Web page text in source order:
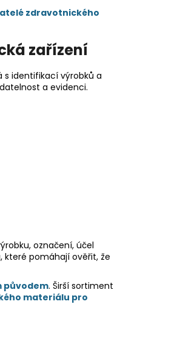
zdravotnického
zařízení
identifikací výrobků a
a evidenci.
označení, účel
které pomáhají ověřit, že
původem. Širší sortiment
materiálu pro